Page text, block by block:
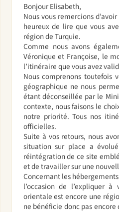
Bonjour Elisabeth,
Nous vous remercions
heureux de lire que vous
région de Turquie.
Comme nous avons
Véronique et Françoise, le
l’itinéraire que vous avez
Nous comprenons toutefois
géographique ne nous
étant déconseillée par le
contexte, nous faisons le
notre priorité. Tous nos
officielles.
Suite à vos retours, nous
situation sur place a
réintégration de ce site
et de travailler sur une
Concernant les
l’occasion de l’expliquer à
orientale est encore une
ne bénéficie donc pas